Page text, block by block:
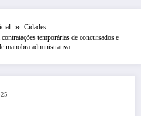
Cidades
temporárias de concursados e
manobra administrativa